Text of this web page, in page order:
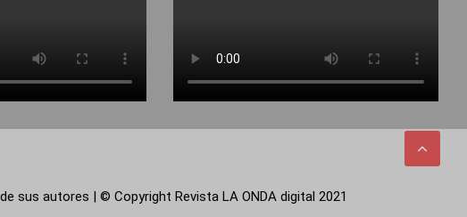
sus autores | © Copyright Revista LA ONDA digital 2021